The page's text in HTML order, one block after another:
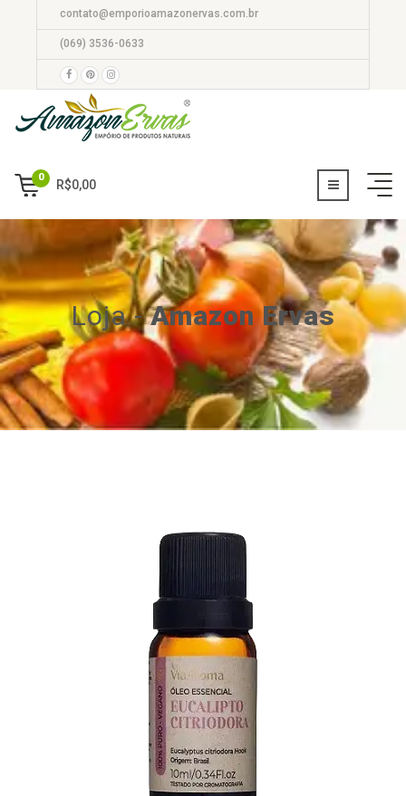
contato@emporioamazonervas.com.br
(069) 3536-0633
0
R$0,00
Loja -Amazon Ervas